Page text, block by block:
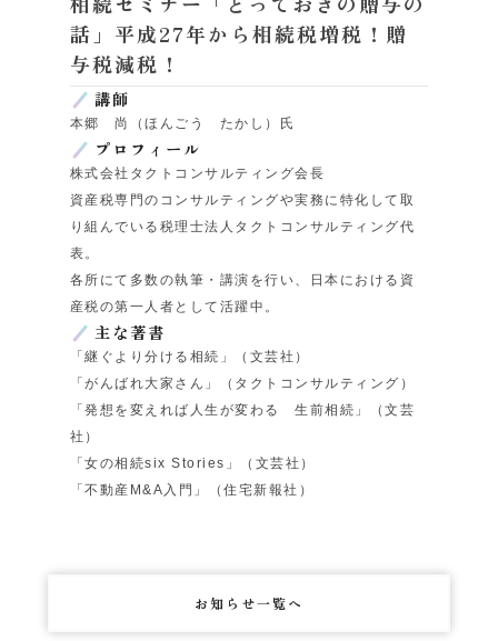
話」平成27年から相続税増税！贈
与税減税！
講師
本郷 尚（ほんごう たかし）氏
プロフィール
株式会社タクトコンサルティング会長
資産税専門のコンサルティングや実務に特化して取
り組んでいる税理士法人タクトコンサルティング代
表。
各所にて多数の執筆・講演を行い、日本における資
産税の第一人者として活躍中。
主な著書
「継ぐより分ける相続」（文芸社）
「がんばれ大家さん」（タクトコンサルティング）
「発想を変えれば人生が変わる 生前相続」（文芸
社）
「女の相続six Stories」（文芸社）
「不動産M&A入門」（住宅新報社）
お知らせ一覧へ